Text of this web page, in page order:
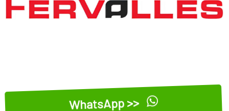
WhatsApp >>